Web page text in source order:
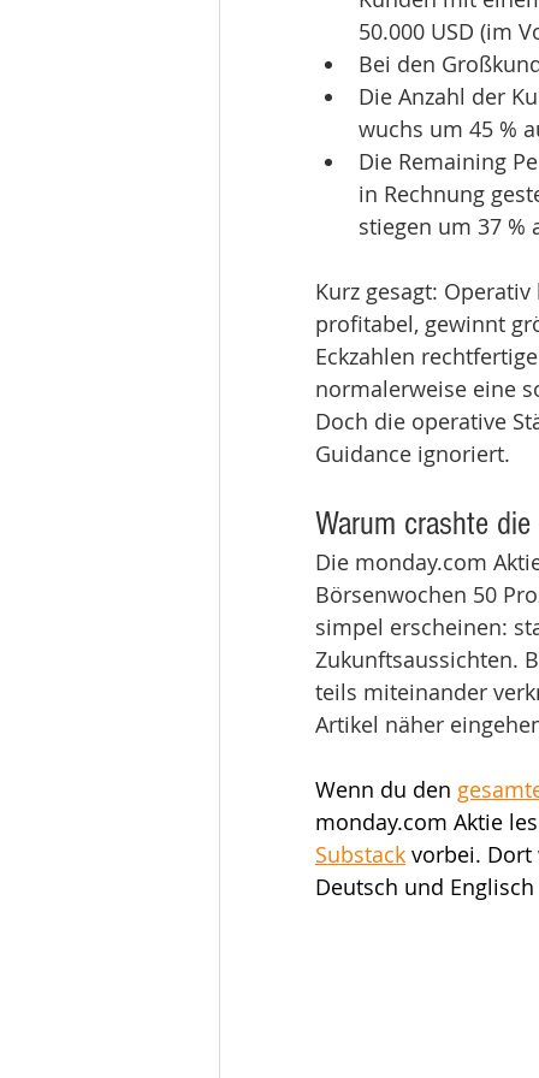
50.000 USD (im
Bei den
Die Anzahl der
wuchs um 45 %
Die Remaining
in Rechnung
stiegen um 37 %
Kurz gesagt:
profitabel, gewinnt
Eckzahlen
normalerweise eine
Doch die operative
Guidance ignoriert.
Warum crashte
Die monday.com
Börsenwochen 50
simpel erscheinen:
Zukunftsaussichten.
teils miteinander
Artikel näher
Wenn du den
monday.com Aktie
Substack vorbei.
Deutsch und